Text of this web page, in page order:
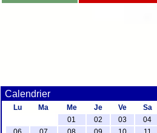
Calendrier
Lu Ma Me Je Ve Sa
01
02 03 04